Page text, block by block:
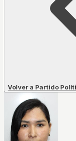
Volver a Partido